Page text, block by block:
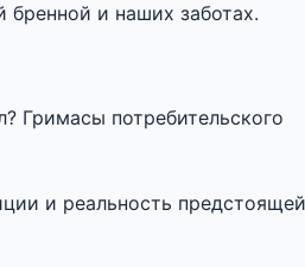
и наших заботах.
Гримасы потребительского
и реальность предстоящей